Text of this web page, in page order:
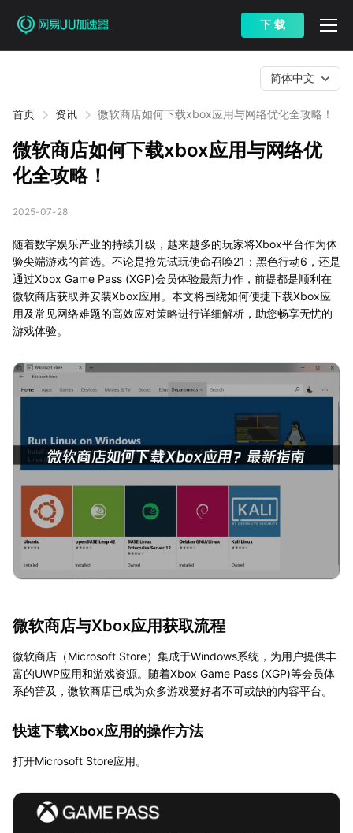
下 载
首页 资讯 微软商店如何下载xbox应用与网络优化全攻略！
简体中文
微软商店如何下载xbox应用与网络优
化全攻略！
2025-07-28
随着数字娱乐产业的持续升级，越来越多的玩家将Xbox平台作为体
验尖端游戏的首选。不论是抢先试玩使命召唤21：黑色行动6，还是
通过Xbox Game Pass (XGP)会员体验最新力作，前提都是顺利在
微软商店获取并安装Xbox应用。本文将围绕如何便捷下载Xbox应
用及常见网络难题的高效应对策略进行详细解析，助您畅享无忧的
游戏体验。
微软商店与Xbox应用获取流程
微软商店（Microsoft Store）集成于Windows系统，为用户提供丰
富的UWP应用和游戏资源。随着Xbox Game Pass (XGP)等会员体
系的普及，微软商店已成为众多游戏爱好者不可或缺的内容平台。
快速下载Xbox应用的操作方法
打开Microsoft Store应用。